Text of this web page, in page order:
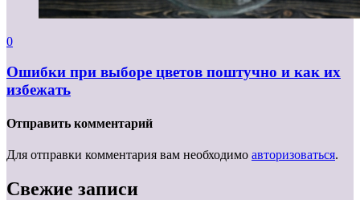
0
Ошибки при выборе цветов поштучно и как их
избежать
Отправить комментарий
Для отправки комментария вам необходимо авторизоваться.
Свежие записи